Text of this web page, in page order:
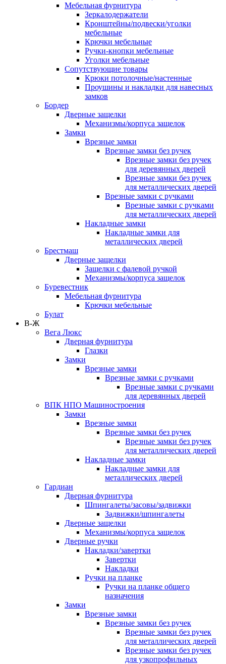
Мебельная фурнитура
Зеркалодержатели
Кронштейны/подвески/уголки
мебельные
Крючки мебельные
Ручки-кнопки мебельные
Уголки мебельные
Сопутствующие товары
Крюки потолочные/настенные
Проушины и накладки для навесных
замков
Бордер
Дверные защелки
Механизмы/корпуса защелок
Замки
Врезные замки
Врезные замки без ручек
Врезные замки без ручек
для деревянных дверей
Врезные замки без ручек
для металлических дверей
Врезные замки с ручками
Врезные замки с ручками
для металлических дверей
Накладные замки
Накладные замки для
металлических дверей
Брестмаш
Дверные защелки
Защелки с фалевой ручкой
Механизмы/корпуса защелок
Буревестник
Мебельная фурнитура
Крючки мебельные
Булат
В-Ж
Вега Люкс
Дверная фурнитура
Глазки
Замки
Врезные замки
Врезные замки с ручками
Врезные замки с ручками
для деревянных дверей
ВПК НПО Машиностроения
Замки
Врезные замки
Врезные замки без ручек
Врезные замки без ручек
для металлических дверей
Накладные замки
Накладные замки для
металлических дверей
Гардиан
Дверная фурнитура
Шпингалеты/засовы/задвижки
Задвижки/шпингалеты
Дверные защелки
Механизмы/корпуса защелок
Дверные ручки
Накладки/завертки
Завертки
Накладки
Ручки на планке
Ручки на планке общего
назначения
Замки
Врезные замки
Врезные замки без ручек
Врезные замки без ручек
для металлических дверей
Врезные замки без ручек
для узкопрофильных